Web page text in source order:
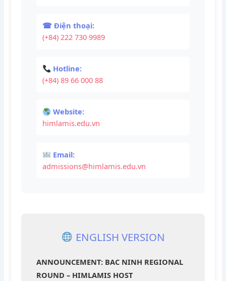
☎ Điện thoại:
(+84) 222 730 9989
Hotline:
(+84) 89 66 000 88
Website:
himlamis.edu.vn
Email:
admissions@himlamis.edu.vn
ENGLISH VERSION
ANNOUNCEMENT: BAC NINH REGIONAL
ROUND – HIMLAMIS HOST